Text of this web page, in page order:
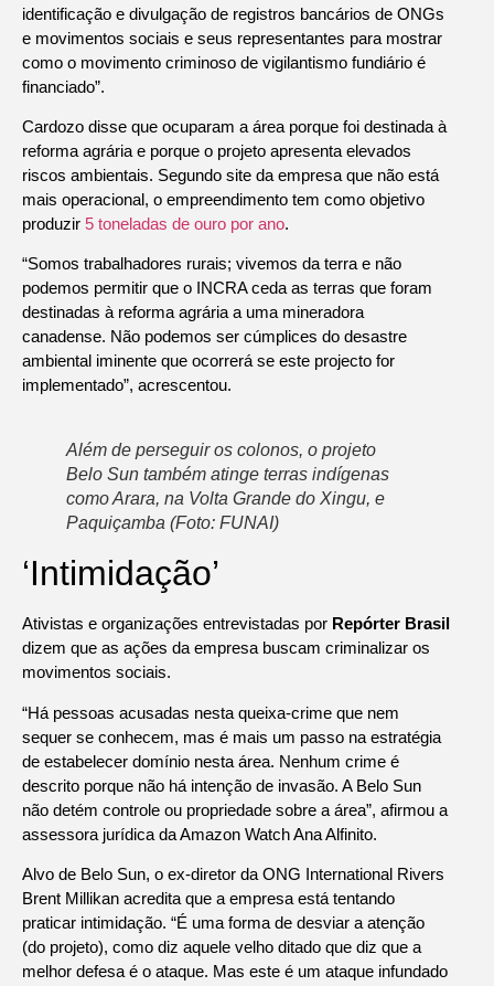
identificação e divulgação de registros bancários de ONGs
e movimentos sociais e seus representantes para mostrar
como o movimento criminoso de vigilantismo fundiário é
financiado”.
Cardozo disse que ocuparam a área porque foi destinada à
reforma agrária e porque o projeto apresenta elevados
riscos ambientais. Segundo site da empresa que não está
mais operacional, o empreendimento tem como objetivo
produzir 5 toneladas de ouro por ano.
“Somos trabalhadores rurais; vivemos da terra e não
podemos permitir que o INCRA ceda as terras que foram
destinadas à reforma agrária a uma mineradora
canadense. Não podemos ser cúmplices do desastre
ambiental iminente que ocorrerá se este projecto for
implementado”, acrescentou.
Além de perseguir os colonos, o projeto
Belo Sun também atinge terras indígenas
como Arara, na Volta Grande do Xingu, e
Paquiçamba (Foto: FUNAI)
‘Intimidação’
Ativistas e organizações entrevistadas por Repórter Brasil
dizem que as ações da empresa buscam criminalizar os
movimentos sociais.
“Há pessoas acusadas nesta queixa-crime que nem
sequer se conhecem, mas é mais um passo na estratégia
de estabelecer domínio nesta área. Nenhum crime é
descrito porque não há intenção de invasão. A Belo Sun
não detém controle ou propriedade sobre a área”, afirmou a
assessora jurídica da Amazon Watch Ana Alfinito.
Alvo de Belo Sun, o ex-diretor da ONG International Rivers
Brent Millikan acredita que a empresa está tentando
praticar intimidação. “É uma forma de desviar a atenção
(do projeto), como diz aquele velho ditado que diz que a
melhor defesa é o ataque. Mas este é um ataque infundado